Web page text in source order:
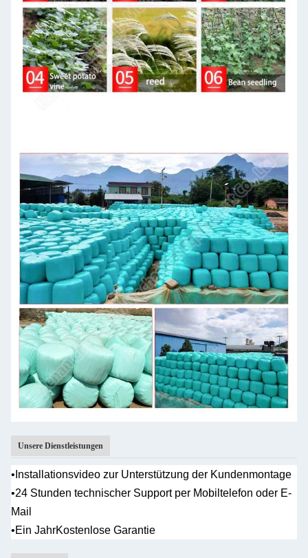
Unsere Dienstleistungen
• Installationsvideo zur Unterstützung der Kundenmontage
•24 Stunden technischer Support per Mobiltelefon oder E-
Mail
•Ein JahrKostenlose Garantie